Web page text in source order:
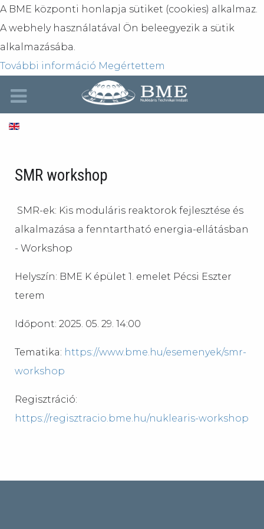
A BME központi honlapja sütiket (cookies) alkalmaz.
A webhely használatával Ön beleegyezik a sütik
alkalmazásába.
További információ Megértettem
SMR workshop
SMR-ek: Kis moduláris reaktorok fejlesztése és
alkalmazása a fenntartható energia-ellátásban
- Workshop
Helyszín: BME K épület 1. emelet Pécsi Eszter
terem
Időpont: 2025. 05. 29. 14:00
Tematika: https://www.bme.hu/esemenyek/smr-
workshop
Regisztráció:
https://regisztracio.bme.hu/nuklearis-workshop